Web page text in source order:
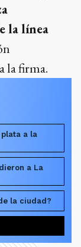
la línea
la firma.
a la
a La
la ciudad?